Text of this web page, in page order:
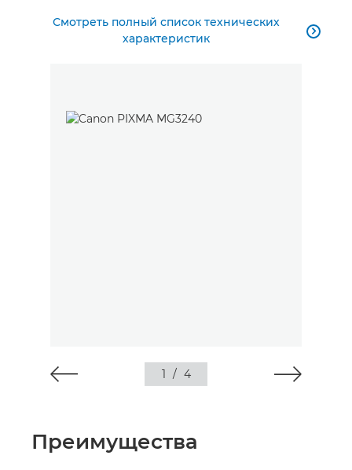
Смотреть полный список технических
характеристик

1 / 4
Преимущества